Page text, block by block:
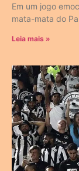
Em um jogo
mata-mata do
Leia mais »